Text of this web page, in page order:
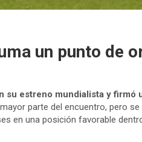
un punto de
estreno mundialista y firmó
parte del encuentro, pero
en una posición favorable